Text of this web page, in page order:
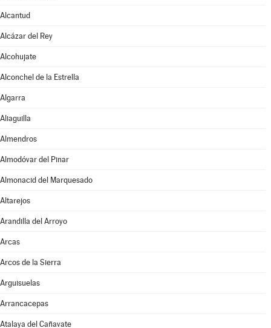
Alcantud
Alcázar del Rey
Alcohujate
Alconchel de la Estrella
Algarra
Aliaguilla
Almendros
Almodóvar del Pinar
Almonacid del Marquesado
Altarejos
Arandilla del Arroyo
Arcas
Arcos de la Sierra
Arguisuelas
Arrancacepas
Atalaya del Cañavate